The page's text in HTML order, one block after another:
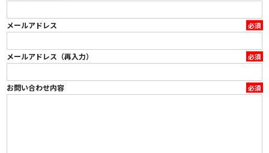
メールアドレス
メールアドレス（再入力）
お問い合わせ内容